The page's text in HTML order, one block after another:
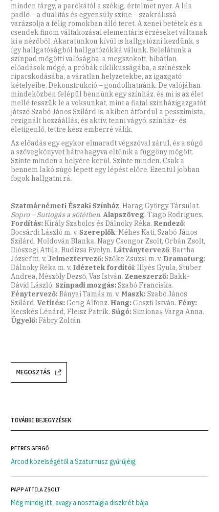
minden tárgy, a parókától a székig, értelmet nyer. A lila
padló – a dualitás és egyensúly színe – szakrálissá
varázsolja a félig romokban álló teret. A zenei betétek és a
csendek finom váltakozásai elementáris érzéseket váltanak
ki a nézőből. Akaratunkon kívül is hallgatózni kezdünk, s
így hallgatóságból hallgatózókká válunk. Belelátunk a
színpad mögötti valóságba: a megszokott, hibátlan
előadások mögé, a próbák ciklikusságába, a színészek
ripacskodásába, a váratlan helyzetekbe, az igazgató
kételyeibe. Dekonstrukció – gondolhatnánk. De valójában
mindeközben felépül bennünk egy színház, és mi is az élet
mellé tesszük le a voksunkat, mint a fiatal színházigazgatót
játszó Szabó János Szilárd is, akiben átfordul a pesszimista,
rezignált hozzáállás, és aktív, tenni vágyó, színház- és
életigenlő, tettre kész emberré válik.
Az előadás egy egykor elmaradt végszóval zárul, és a súgó
a szövegkönyvet hátrahagyva eltűnik a függöny mögött.
Szinte minden a helyére kerül. Szinte minden. Csak a
bennem lakó súgó lépett egy lépést előre. Ezentúl jobban
fogok hallgatni rá.
Szatmárnémeti Északi Színház, Harag György Társulat.
Sopro – Suttogás a sötétben. Alapszöveg: Tiago Rodrigues.
Fordítás:Király Szabolcs és Dálnoky Réka. Rendező:
Bocsárdi László m. v. Szereplők: Méhes Kati, Szabó János
Szilárd, Moldován Blanka, Nagy Csongor Zsolt, Orbán Zsolt,
Diószegi Attila, Budizsa Evelyn. Látványtervező: Bartha
József m. v. Jelmeztervező:Szőke Zsuzsi m. v. Dramaturg:
Dálnoky Réka m. v. Idézetek fordítói: Illyés Gyula, Stuber
Andrea, Mészöly Dezső, Vas István. Zeneszerző:Bakk-
Dávid László. Színpadi mozgás:Szabó Franciska.
Fénytervező:Bányai Tamás m. v. Maszk:Szabó János
Szilárd.Vetítés:Geng Alfonz. Hang:Geszti István. Fény:
Kecskés Lénárd, Fleisz Patrik. Súgó:Simionaș Varga Anna.
Ügyelő:Fábry Zoltán
MEGOSZTÁS
TOVÁBBI BEJEGYZÉSEK
PETRES GERGŐ
Arcod közelségétől a Szaturnusz gyűrűjéig
PAPP ATTILA ZSOLT
Még mindig itt, avagy a nosztalgia diszkrét bája